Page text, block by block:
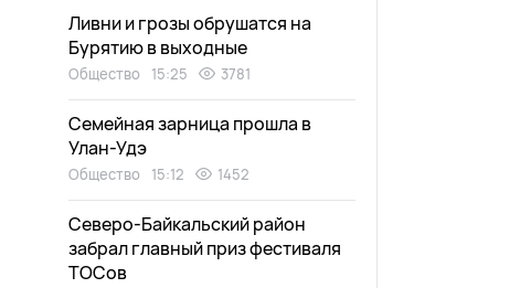
Ливни и грозы обрушатся на
Бурятию в выходные
Общество 15:25 3781
Семейная зарница прошла в
Улан-Удэ
Общество 15:12 1452
Северо-Байкальский район
забрал главный приз фестиваля
ТОСов